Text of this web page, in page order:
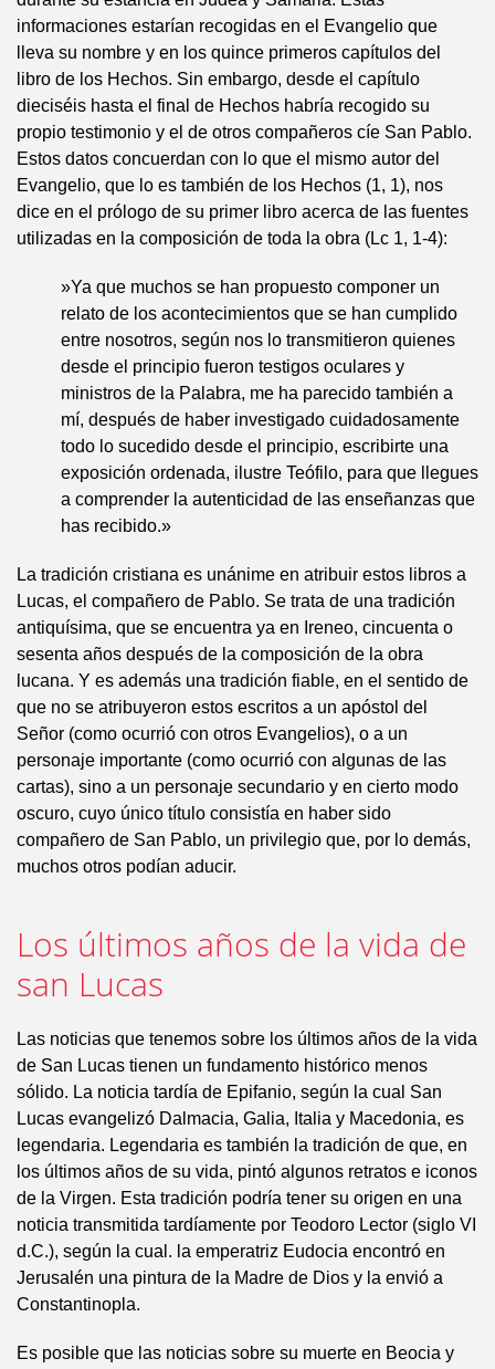
informaciones estarían recogidas en el Evangelio que
lleva su nombre y en los quince primeros capítulos del
libro de los Hechos. Sin embargo, desde el capítulo
dieciséis hasta el final de Hechos habría recogido su
propio testimonio y el de otros compañeros cíe San Pablo.
Estos datos concuerdan con lo que el mismo autor del
Evangelio, que lo es también de los Hechos (1, 1), nos
dice en el prólogo de su primer libro acerca de las fuentes
utilizadas en la composición de toda la obra (Lc 1, 1-4):
»Ya que muchos se han propuesto componer un
relato de los acontecimientos que se han cumplido
entre nosotros, según nos lo transmitieron quienes
desde el principio fueron testigos oculares y
ministros de la Palabra, me ha parecido también a
mí, después de haber investigado cuidadosamente
todo lo sucedido desde el principio, escribirte una
exposición ordenada, ilustre Teófilo, para que llegues
a comprender la autenticidad de las enseñanzas que
has recibido.»
La tradición cristiana es unánime en atribuir estos libros a
Lucas, el compañero de Pablo. Se trata de una tradición
antiquísima, que se encuentra ya en Ireneo, cincuenta o
sesenta años después de la composición de la obra
lucana. Y es además una tradición fiable, en el sentido de
que no se atribuyeron estos escritos a un apóstol del
Señor (como ocurrió con otros Evangelios), o a un
personaje importante (como ocurrió con algunas de las
cartas), sino a un personaje secundario y en cierto modo
oscuro, cuyo único título consistía en haber sido
compañero de San Pablo, un privilegio que, por lo demás,
muchos otros podían aducir.
Los últimos años de la vida de
san Lucas
Las noticias que tenemos sobre los últimos años de la vida
de San Lucas tienen un fundamento histórico menos
sólido. La noticia tardía de Epifanio, según la cual San
Lucas evangelizó Dalmacia, Galia, Italia y Macedonia, es
legendaria. Legendaria es también la tradición de que, en
los últimos años de su vida, pintó algunos retratos e iconos
de la Virgen. Esta tradición podría tener su origen en una
noticia transmitida tardíamente por Teodoro Lector (siglo VI
d.C.), según la cual. la emperatriz Eudocia encontró en
Jerusalén una pintura de la Madre de Dios y la envió a
Constantinopla.
Es posible que las noticias sobre su muerte en Beocia y